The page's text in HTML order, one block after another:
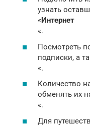
узнать
«Интернет
«.
Посмотреть
подписки, а
«.
Количество
обменять их
«.
Для